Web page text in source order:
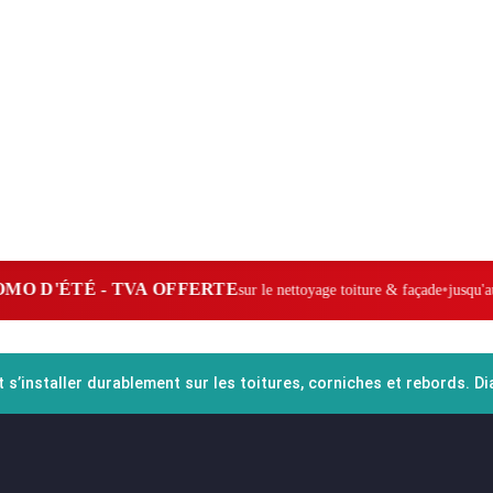
- TVA OFFERTEsur le nettoyage toiture & façade •jusqu'au 31
s’installer durablement sur les toitures, corniches et rebords.